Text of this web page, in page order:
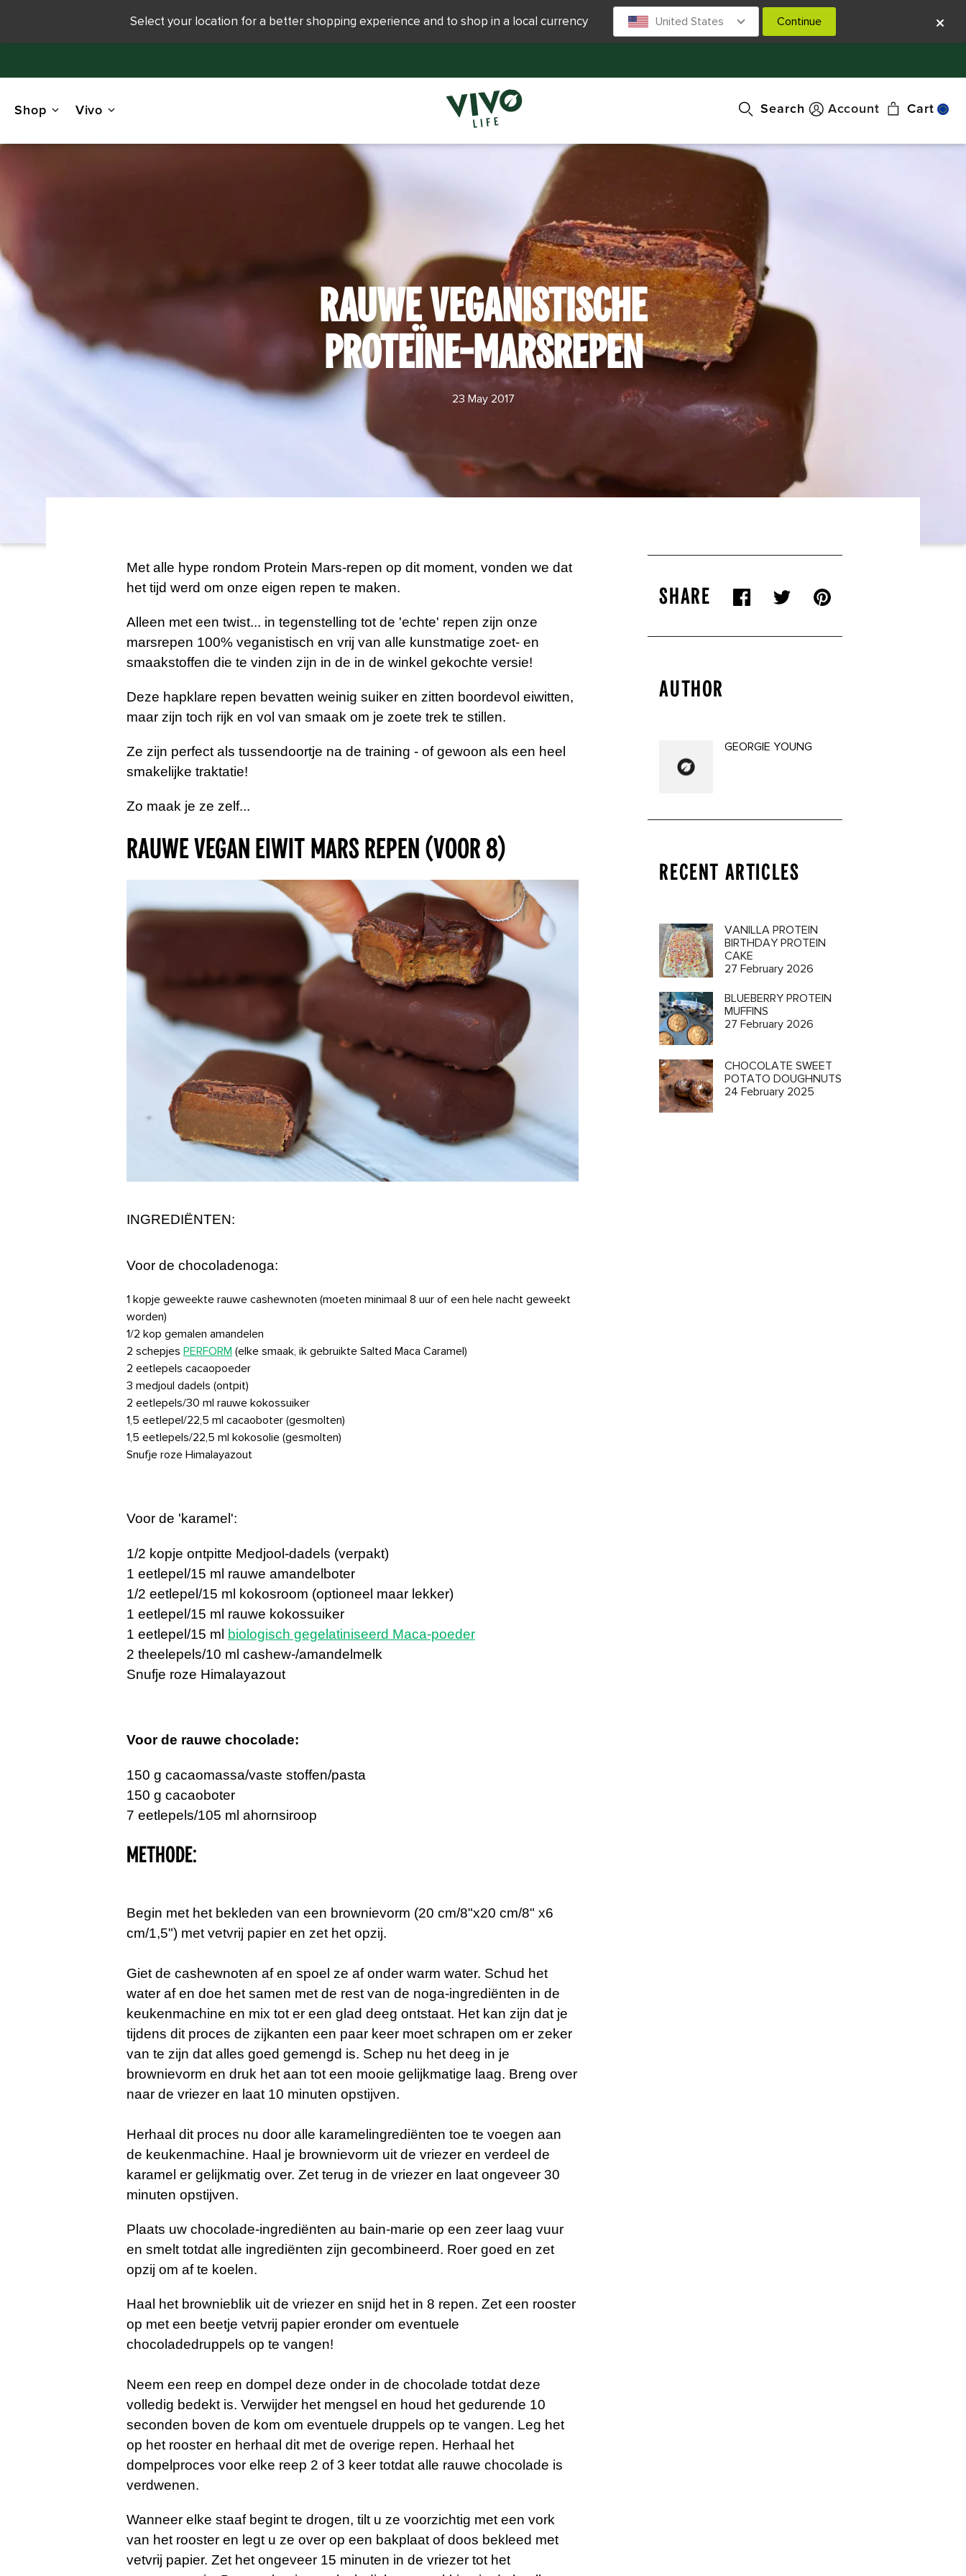
Shop Vivo Search Account Cart
RAUWE VEGANISTISCHE
PROTEÏNE-MARSREPEN
23 May 2017
Met alle hype rondom Protein Mars-repen op dit moment, vonden we dat
het tijd werd om onze eigen repen te maken.
Alleen met een twist... in tegenstelling tot de 'echte' repen zijn onze
marsrepen 100% veganistisch en vrij van alle kunstmatige zoet- en
smaakstoffen die te vinden zijn in de in de winkel gekochte versie!
Deze hapklare repen bevatten weinig suiker en zitten boordevol eiwitten,
maar zijn toch rijk en vol van smaak om je zoete trek te stillen.
Ze zijn perfect als tussendoortje na de training - of gewoon als een heel
smakelijke traktatie!
Zo maak je ze zelf...
RAUWE VEGAN EIWIT MARS REPEN (voor 8)
INGREDIËNTEN:
Voor de chocoladenoga:
1 kopje geweekte rauwe cashewnoten (moeten minimaal 8 uur of een hele nacht geweekt
worden)
1/2 kop gemalen amandelen
2 schepjes PERFORM (elke smaak, ik gebruikte Salted Maca Caramel)
2 eetlepels cacaopoeder
3 medjoul dadels (ontpit)
2 eetlepels/30 ml rauwe kokossuiker
1,5 eetlepel/22,5 ml cacaoboter (gesmolten)
1,5 eetlepels/22,5 ml kokosolie (gesmolten)
Snufje roze Himalayazout
Voor de 'karamel':
1/2 kopje ontpitte Medjool-dadels (verpakt)
1 eetlepel/15 ml rauwe amandelboter
1/2 eetlepel/15 ml kokosroom (optioneel maar lekker)
1 eetlepel/15 ml rauwe kokossuiker
1 eetlepel/15 ml biologisch gegelatiniseerd Maca-poeder
2 theelepels/10 ml cashew-/amandelmelk
Snufje roze Himalayazout
Voor de rauwe chocolade:
150 g cacaomassa/vaste stoffen/pasta
150 g cacaoboter
7 eetlepels/105 ml ahornsiroop
METHODE:
Begin met het bekleden van een brownievorm (20 cm/8"x20 cm/8" x6
cm/1,5") met vetvrij papier en zet het opzij.
Giet de cashewnoten af ​​en spoel ze af onder warm water. Schud het
water af en doe het samen met de rest van de noga-ingrediënten in de
keukenmachine en mix tot er een glad deeg ontstaat. Het kan zijn dat je
tijdens dit proces de zijkanten een paar keer moet schrapen om er zeker
van te zijn dat alles goed gemengd is. Schep nu het deeg in je
brownievorm en druk het aan tot een mooie gelijkmatige laag. Breng over
naar de vriezer en laat 10 minuten opstijven.
Herhaal dit proces nu door alle karamelingrediënten toe te voegen aan
de keukenmachine. Haal je brownievorm uit de vriezer en verdeel de
karamel er gelijkmatig over. Zet terug in de vriezer en laat ongeveer 30
minuten opstijven.
Plaats uw chocolade-ingrediënten au bain-marie op een zeer laag vuur
en smelt totdat alle ingrediënten zijn gecombineerd. Roer goed en zet
opzij om af te koelen.
Haal het brownieblik uit de vriezer en snijd het in 8 repen. Zet een rooster
op met een beetje vetvrij papier eronder om eventuele
chocoladedruppels op te vangen!
Neem een ​​reep en dompel deze onder in de chocolade totdat deze
volledig bedekt is. Verwijder het mengsel en houd het gedurende 10
seconden boven de kom om eventuele druppels op te vangen. Leg het
op het rooster en herhaal dit met de overige repen. Herhaal het
dompelproces voor elke reep 2 of 3 keer totdat alle rauwe chocolade is
verdwenen.
Wanneer elke staaf begint te drogen, tilt u ze voorzichtig met een vork
van het rooster en legt u ze over op een bakplaat of doos bekleed met
vetvrij papier. Zet het ongeveer 15 minuten in de vriezer tot het
SHARE
AUTHOR
GEORGIE YOUNG
RECENT ARTICLES
VANILLA PROTEIN
BIRTHDAY PROTEIN
CAKE
27 February 2026
BLUEBERRY PROTEIN
MUFFINS
27 February 2026
CHOCOLATE SWEET
POTATO DOUGHNUTS
24 February 2025
Select your location for a better shopping experience and to shop in a local currency United States Continue